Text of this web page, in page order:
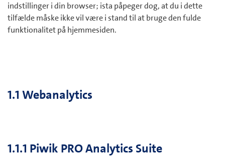
indstillinger i din browser; ista påpeger dog, at du i dette
tilfælde måske ikke vil være i stand til at bruge den fulde
funktionalitet på hjemmesiden.
1.1 Webanalytics
1.1.1 Piwik PRO Analytics Suite